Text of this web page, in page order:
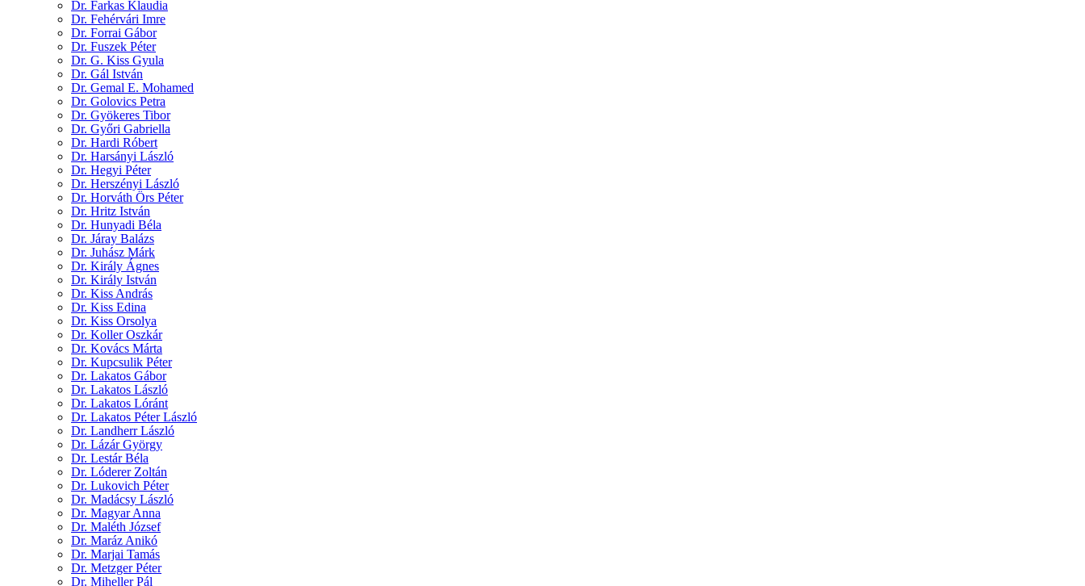
Dr. Farkas Klaudia
Dr. Fehérvári Imre
Dr. Forrai Gábor
Dr. Fuszek Péter
Dr. G. Kiss Gyula
Dr. Gál István
Dr. Gemal E. Mohamed
Dr. Golovics Petra
Dr. Gyökeres Tibor
Dr. Győri Gabriella
Dr. Hardi Róbert
Dr. Harsányi László
Dr. Hegyi Péter
Dr. Herszényi László
Dr. Horváth Örs Péter
Dr. Hritz István
Dr. Hunyadi Béla
Dr. Járay Balázs
Dr. Juhász Márk
Dr. Király Ágnes
Dr. Király István
Dr. Kiss András
Dr. Kiss Edina
Dr. Kiss Orsolya
Dr. Koller Oszkár
Dr. Kovács Márta
Dr. Kupcsulik Péter
Dr. Lakatos Gábor
Dr. Lakatos László
Dr. Lakatos Lóránt
Dr. Lakatos Péter László
Dr. Landherr László
Dr. Lázár György
Dr. Lestár Béla
Dr. Lóderer Zoltán
Dr. Lukovich Péter
Dr. Madácsy László
Dr. Magyar Anna
Dr. Maléth József
Dr. Maráz Anikó
Dr. Marjai Tamás
Dr. Metzger Péter
Dr. Miheller Pál